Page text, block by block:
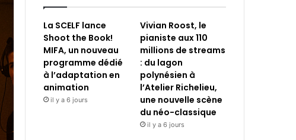
La SCELF lance
Shoot the Book!
MIFA, un nouveau
programme dédié
à l’adaptation en
animation
il y a 6 jours
Vivian Roost, le
pianiste aux 110
millions de streams
: du lagon
polynésien à
l’Atelier Richelieu,
une nouvelle scène
du néo-classique
il y a 6 jours